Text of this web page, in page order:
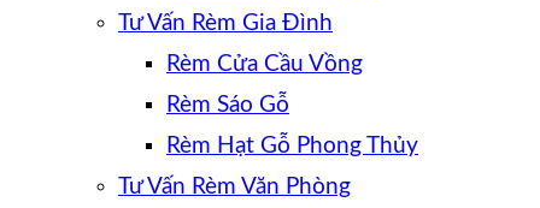
Tư Vấn Rèm Gia Đình
Rèm Cửa Cầu Vồng
Rèm Sáo Gỗ
Rèm Hạt Gỗ Phong Thủy
Tư Vấn Rèm Văn Phòng